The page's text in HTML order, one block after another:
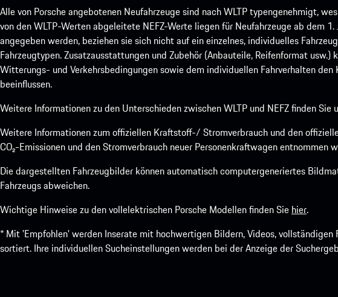
Alle von Porsche angebotenen Neufahrzeuge sind nach WLTP typengenehmigt,
von den WLTP-Werten abgeleitete NEFZ-Werte liegen für Neufahrzeuge ab dem
angegeben werden, beziehen sie sich nicht auf ein einzelnes, individuelles
Fahrzeugtypen. Zusatzausstattungen und Zubehör (Anbauteile, Reifenformat
Witterungs- und Verkehrsbedingungen sowie dem individuellen Fahrverhalten
beeinflussen.
Weitere Informationen zu den Unterschieden zwischen WLTP und NEFZ finden Sie
Weitere Informationen zum offiziellen Kraftstoff-/ Stromverbrauch und den
CO₂-Emissionen und den Stromverbrauch neuer Personenkraftwagen entnommen
Die dargestellten Fahrzeugbilder können automatisch computergeneriertes
Fahrzeugs abweichen.
Wichtige Hinweise zu den vollelektrischen Porsche Modellen finden Sie hier.
* Mit 'Empfohlen' werden Inserate mit hochwertigen Bildern, Videos,
sortiert. Ihre individuellen Sucheinstellungen werden bei der Anzeige der